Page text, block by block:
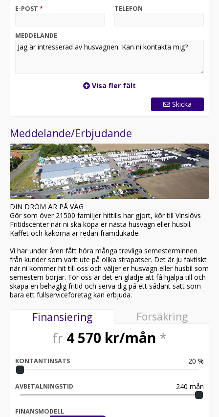
E-POST * TELEFON
MEDDELANDE
Visa fler fält
Skicka
Meddelande/Erbjudande
DIN DRÖM ÄR PÅ VÄG
Gör som över 21500 familjer hittills har gjort, kör till Vinslövs
Fritidscenter när ni ska köpa er nästa husvagn eller husbil.
Kaffet och kakorna är redan framdukade.
Vi har under åren fått höra många trevliga semesterminnen
från kunder som varit ute på olika strapatser. Det är ju faktiskt
när ni kommer hit till oss och väljer er husvagn eller husbil som
semestern börjar. För oss är det en glädje att få hjälpa till och
skapa en behaglig fritid och serva dig på ett sådant sätt som
bara ett fullserviceföretag kan erbjuda.
Finansiering Försäkring
fr 4 570 kr/mån *
KONTANTINSATS 20 %
AVBETALNINGSTID 240 mån
FINANSMODELL